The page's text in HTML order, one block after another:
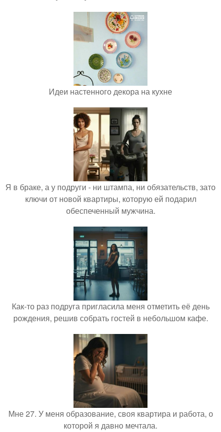
Идеи настенного декора на кухне
Я в браке, а у подруги - ни штампа, ни обязательств, зато
ключи от новой квартиры, которую ей подарил
обеспеченный мужчина.
Как-то раз подруга пригласила меня отметить её день
рождения, решив собрать гостей в небольшом кафе.
Мне 27. У меня образование, своя квартира и работа, о
которой я давно мечтала.